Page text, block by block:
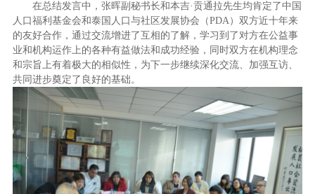
在总结发言中，张晖副秘书长和本吉·贡通拉先生均肯定了中国
人口福利基金会和泰国人口与社区发展协会（PDA）双方近十年来
的友好合作，通过交流增进了互相的了解，学习到了对方在公益事
业和机构运作上的各种有益做法和成功经验，同时双方在机构理念
和宗旨上有着极大的相似性，为下一步继续深化交流、加强互访、
共同进步奠定了良好的基础。